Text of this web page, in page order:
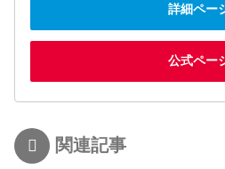
詳細ペー
公式ペー
関連記事